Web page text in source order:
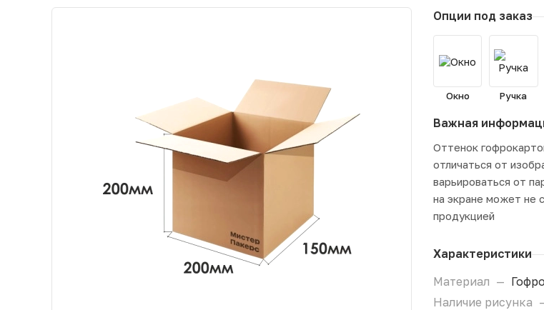
Опции под заказ
Окно Ручка
Важная
Оттенок
отличаться от
варьироваться от
на экране может не
продукцией
Характеристики
Материал —
Наличие рисунка